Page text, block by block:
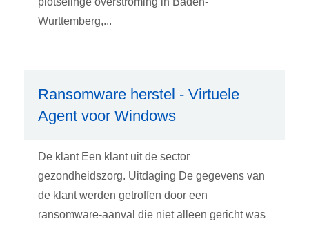
Wurttemberg,...
Ransomware herstel - Virtuele
Agent voor Windows
De klant Een klant uit de sector
gezondheidszorg. Uitdaging De gegevens van
de klant werden getroffen door een
ransomware-aanval die niet alleen gericht was